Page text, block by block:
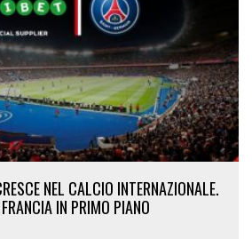
NEL CALCIO INTERNAZIONALE.
IN PRIMO PIANO